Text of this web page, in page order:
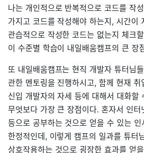
나는 개인적으로 반복적으로 코드를 작
가지고 코드를 작성해야 하는지, 시간이
관습적으로 작성한 코드는 없는지 체크
이 수준별 학습이 내일배움캠프의 큰 장
또 내일배움캠프는 현직 개발자 튜터님
관한 멘토링을 진행하시고, 함께 현재 취
신입 개발자의 자세 등에 대해서 대화할
무엇보다 가장 큰 장점이다. 혼자서 인터
등으로 공부하는 것으로 얻을 수 있는 인
한정적인데, 이렇게 캠프의 일과를 튜터
상호작용하는 것으로 굉장한 효과를 얻